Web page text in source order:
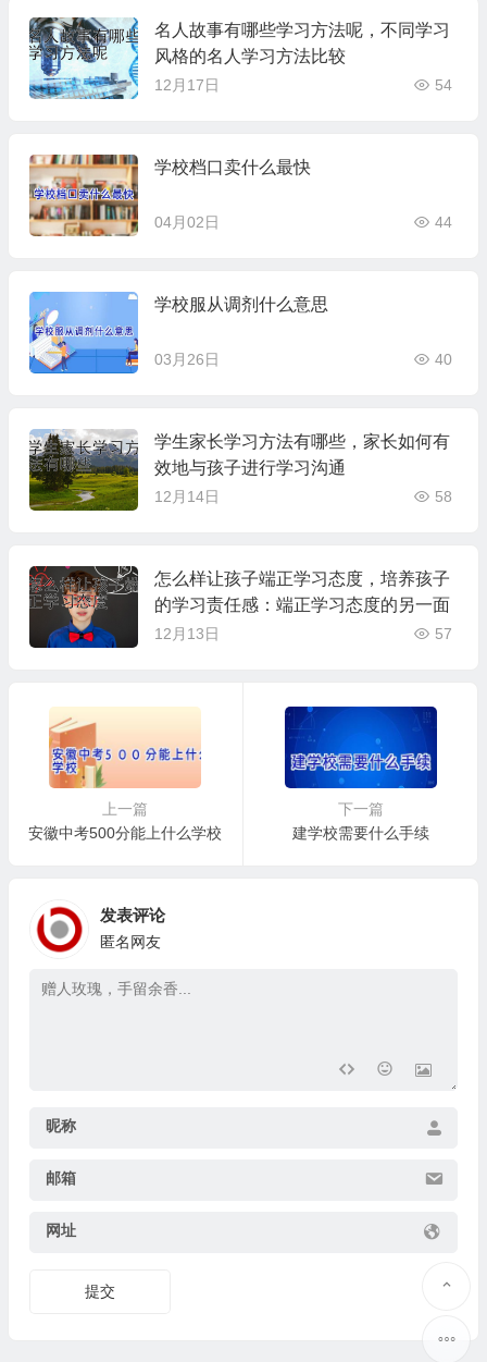
名人故事有哪些学习方法呢，不同学习
风格的名人学习方法比较
12月17日 54
学校档口卖什么最快
04月02日 44
学校服从调剂什么意思
03月26日 40
学生家长学习方法有哪些，家长如何有
效地与孩子进行学习沟通
12月14日 58
怎么样让孩子端正学习态度，培养孩子
的学习责任感：端正学习态度的另一面
12月13日 57
上一篇
安徽中考500分能上什么学校
下一篇
建学校需要什么手续
发表评论
匿名网友
昵称
邮箱
网址
提交